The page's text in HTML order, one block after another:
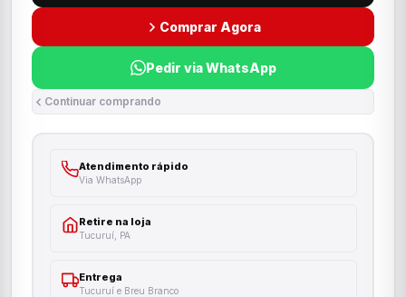
Comprar Agora
Pedir via WhatsApp
Continuar comprando
Atendimento rápido
Via WhatsApp
Retire na loja
Tucuruí, PA
Entrega
Tucuruí e Breu Branco